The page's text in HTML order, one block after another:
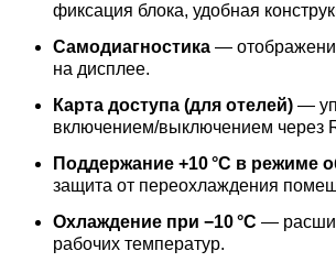
фиксация блока, удобная
Самодиагностика —
на дисплее.
Карта доступа (для отелей) —
включением/выключением через
Поддержание +10 °C в режиме
защита от переохлаждения
Охлаждение при −10 °C —
рабочих температур.